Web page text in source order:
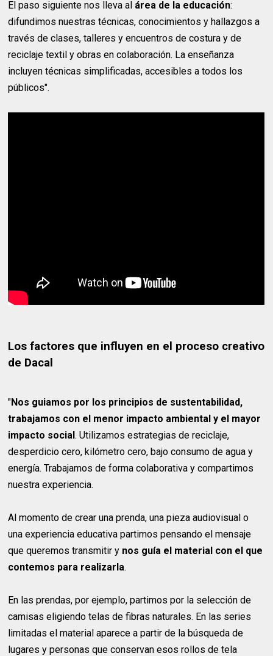
El paso siguiente nos lleva al área de la educación:
difundimos nuestras técnicas, conocimientos y hallazgos a
través de clases, talleres y encuentros de costura y de
reciclaje textil y obras en colaboración. La enseñanza
incluyen técnicas simplificadas, accesibles a todos los
públicos".
Los factores que influyen en el proceso creativo
de Dacal
"Nos guiamos por los principios de sustentabilidad,
trabajamos con el menor impacto ambiental y el mayor
impacto social. Utilizamos estrategias de reciclaje,
desperdicio cero, kilómetro cero, bajo consumo de agua y
energía. Trabajamos de forma colaborativa y compartimos
nuestra experiencia.
Al momento de crear una prenda, una pieza audiovisual o
una experiencia educativa partimos pensando el mensaje
que queremos transmitir y nos guía el material con el que
contemos para realizarla.
En las prendas, por ejemplo, partimos por la selección de
camisas eligiendo telas de fibras naturales. En las series
limitadas el material aparece a partir de la búsqueda de
lugares y personas que conservan esos rollos de tela